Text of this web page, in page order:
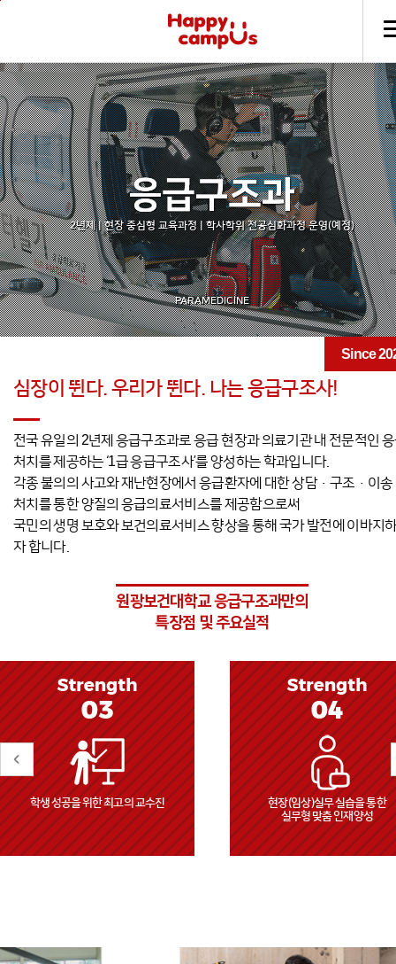
2년제 | 현장 중심형 교육과정 | 학사학위 전공심화과정 운영(예정)
PARAMEDICINE
Since
심장이 뛴다. 우리가 뛴다. 나는 응급구조사!
전국 유일의 2년제 응급구조과로 응급 현장과 의료기관 내 전문적인
처치를 제공하는 ‘1급 응급구조사’를 양성하는 학과입니다.
각종 불의의 사고와 재난현장에서 응급환자에 대한 상담·구조·이
처치를 통한 양질의 응급의료서비스를 제공함으로써
국민의 생명 보호와 보건의료서비스 향상을 통해 국가 발전에 이바지
자 합니다.
원광보건대학교 응급구조과만의
특장점 및 주요실적
학생 성공을 위한 최고의 교수진
현장(임상)실무 실습을 통한
실무형 맞춤 인재양성